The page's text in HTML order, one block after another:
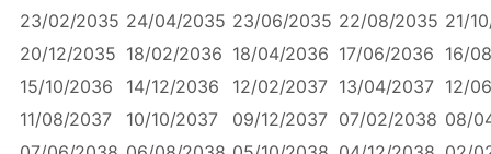
23/02/2035 24/04/2035 23/06/2035 22/08/2035 21/
20/12/2035 18/02/2036 18/04/2036 17/06/2036 16/
15/10/2036
14/12/2036 12/02/2037 13/04/2037 12/
11/08/2037
10/10/2037 09/12/2037 07/02/2038 08/